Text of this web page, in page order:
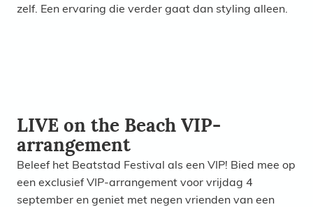
zelf. Een ervaring die verder gaat dan styling alleen.
LIVE on the Beach VIP-
arrangement
Beleef het Beatstad Festival als een VIP! Bied mee op
een exclusief VIP-arrangement voor vrijdag 4
september en geniet met negen vrienden van een